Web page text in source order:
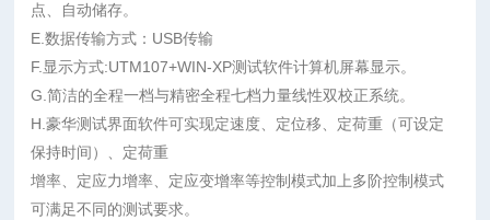
点、自动储存。
E.数据传输方式：USB传输
F.显示方式:UTM107+WIN-XP测试软件计算机屏幕显示。
G.简洁的全程一档与精密全程七档力量线性双校正系统。
H.豪华测试界面软件可实现定速度、定位移、定荷重（可设定
保持时间）、定荷重
增率、定应力增率、定应变增率等控制模式加上多阶控制模式
可满足不同的测试要求。